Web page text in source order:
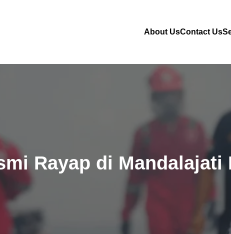
About UsContact Us
Rayap di